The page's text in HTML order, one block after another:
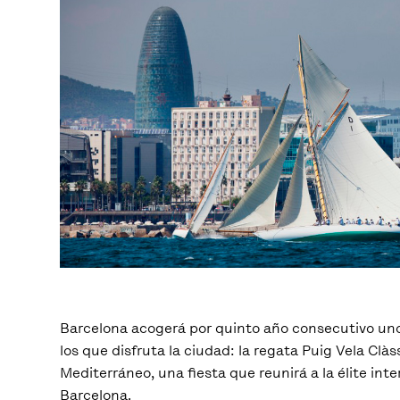
Barcelona acogerá por quinto año consecutivo
los que disfruta la ciudad: la regata Puig Vela
Mediterráneo, una fiesta que reunirá a la élite
Barcelona.